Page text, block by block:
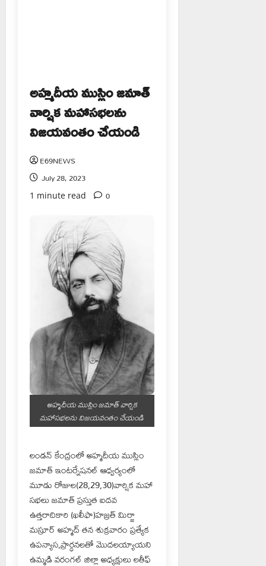
అహ్మదీయ ముస్లిం జమాత్
వార్షిక మహాసభలను
విజయవంతం చేయండి
E69NEWS
July 28, 2023
1 minute read 0
అహ్మదీయ ముస్లిం జమాత్ వార్షిక
మహాసభలను విజయవంతం చేయండి
లండన్ కేంద్రంలో అహ్మదీయ ముస్లిం
జమాత్ ఇంటర్నేషనల్ ఆధ్వర్యంలో
మూడు రోజుల(28,29,30)వార్షిక మహా
సభలు జమాత్ ప్రస్తుత ఐదవ
ఉత్తరాదికారి (ఖలీఫా)హజ్రత్ మిర్జా
మస్రూర్ అహ్మద్ తన శుక్రవారం ప్రత్యేక
ఉపన్యాస,ప్రార్ధనలతో మొదలయ్యాయని
ఉమ్మడి వరంగల్ జిల్లా అధ్యక్షులు లతీఫ్